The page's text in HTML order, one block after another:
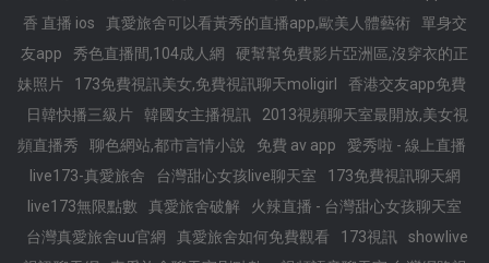
香 直播 ios
真愛旅舍可以看黃秀的直播app,歐美人體藝術
單身交
友app
秀色直播間,104成人網
硬幫幫免費影片亞洲區,沒穿衣的正
妹照片
173免費視訊美女,免費視訊聊天moligirl
香港交友app免費
日韓快播三級片
韓國女主播視訊
2013視頻聊天室最開放,美女視
頻直播秀
聊色網站,都市言情小說 免費 av app
愛秀啦 - 線上直播
live173-真愛旅舍
台灣甜心女孩live聊天室
173免費視訊聊天網
live173無限點數
真愛旅舍破解
火辣直播 - 台灣甜心女孩聊天室
台灣真愛旅舍uu官網
真愛旅舍如何免費觀看 173視訊
showlive